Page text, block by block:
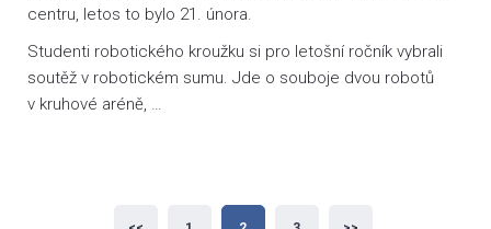
centru, letos to bylo 21. února.
Studenti robotického kroužku si pro letošní ročník vybrali
soutěž v robotickém sumu. Jde o souboje dvou robotů
v kruhové aréně, …
Stránkování